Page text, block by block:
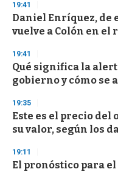
d
s
o
f
3
s
c
n
d
19:41
Daniel Enríquez, de
vuelve a Colón en
19:41
Qué significa la
gobierno y cómo se
19:35
Este es el precio del
su valor, según los
19:11
El pronóstico para el